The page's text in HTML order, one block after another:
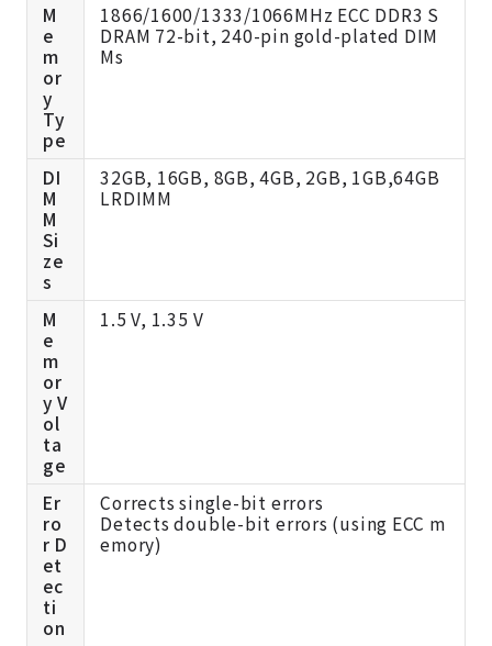
M
e
m
or
y
Ty
pe
1866/1600/1333/1066MHz ECC DDR3 S
DRAM 72-bit, 240-pin gold-plated DIM
Ms
DI
M
M
Si
ze
s
32GB, 16GB, 8GB, 4GB, 2GB, 1GB,64GB
LRDIMM
M
e
m
or
y V
ol
ta
ge
1.5 V, 1.35 V
Er
ro
r D
et
ec
ti
on
Corrects single-bit errors
Detects double-bit errors (using ECC m
emory)